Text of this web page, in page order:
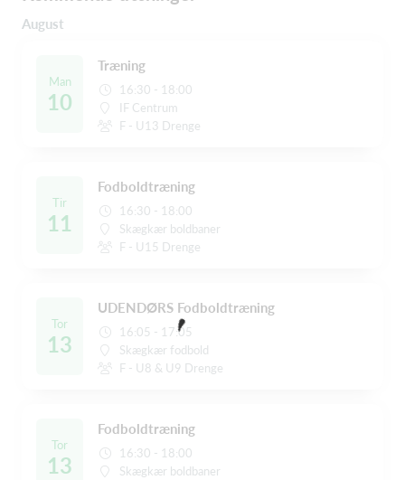
August
Man
10
Træning
16:30 - 18:00
IF Centrum
F - U13 Drenge
Tir
11
Fodboldtræning
16:30 - 18:00
Skægkær boldbaner
F - U15 Drenge
Tor
13
UDENDØRS Fodboldtræning
16:05 - 17:05
Skægkær fodbold
F - U8 & U9 Drenge
Tor
13
Fodboldtræning
16:30 - 18:00
Skægkær boldbaner